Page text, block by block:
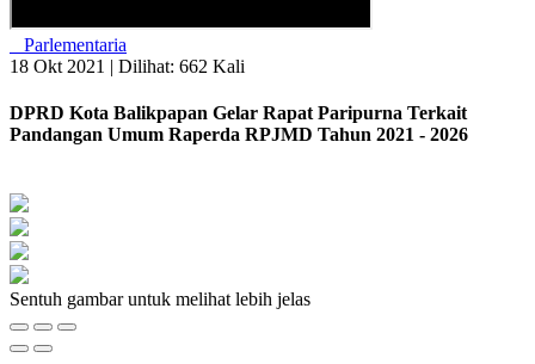
Parlementaria
18 Okt 2021 | Dilihat: 662 Kali
DPRD Kota Balikpapan Gelar Rapat Paripurna Terkait
Pandangan Umum Raperda RPJMD Tahun 2021 - 2026
Sentuh gambar untuk melihat lebih jelas